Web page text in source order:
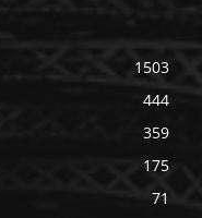
1503
444
359
175
71